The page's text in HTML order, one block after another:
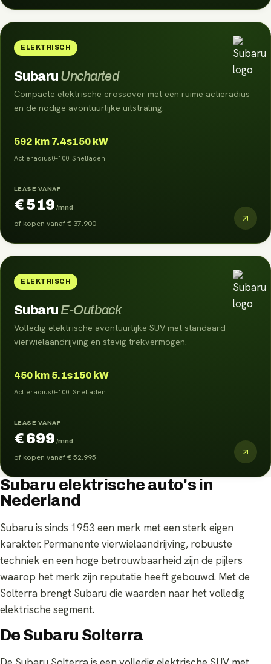
ELEKTRISCH
Subaru Uncharted
Compacte elektrische crossover met een ruime actieradius
en de nodige avontuurlijke uitstraling.
592 km
Actieradius
7.4s
0–100
150 kW
Snelladen
LEASE VANAF
€ 519 /mnd
of kopen vanaf€ 37.900
ELEKTRISCH
Subaru E-Outback
Volledig elektrische avontuurlijke SUV met standaard
vierwielaandrijving en stevig trekvermogen.
450 km
Actieradius
5.1s
0–100
150 kW
Snelladen
LEASE VANAF
€ 699 /mnd
of kopen vanaf€ 52.995
Subaru elektrische auto's in
Nederland
Subaru is sinds 1953 een merk met een sterk eigen
karakter. Permanente vierwielaandrijving, robuuste
techniek en een hoge betrouwbaarheid zijn de pijlers
waarop het merk zijn reputatie heeft gebouwd. Met de
Solterra brengt Subaru die waarden naar het volledig
elektrische segment.
De Subaru Solterra